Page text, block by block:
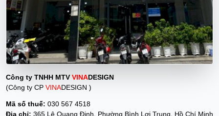
Công ty TNHH MTVVINADESIGN
(Công ty CP VINADESIGN )
Mã số thuế: 030 567 4518
Địa chỉ: 365 Lê Quang Định, Phường Bình Lợi Trung, Hồ Chí Minh